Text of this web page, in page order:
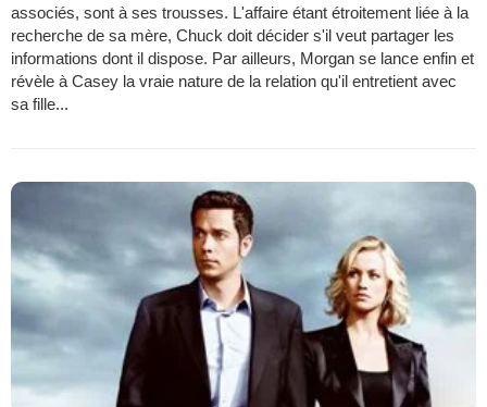
associés, sont à ses trousses. L'affaire étant étroitement liée à la
recherche de sa mère, Chuck doit décider s'il veut partager les
informations dont il dispose. Par ailleurs, Morgan se lance enfin et
révèle à Casey la vraie nature de la relation qu'il entretient avec
sa fille...